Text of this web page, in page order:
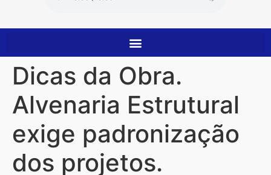
Dicas da Obra.
Alvenaria Estrutural
exige padronização
dos projetos.